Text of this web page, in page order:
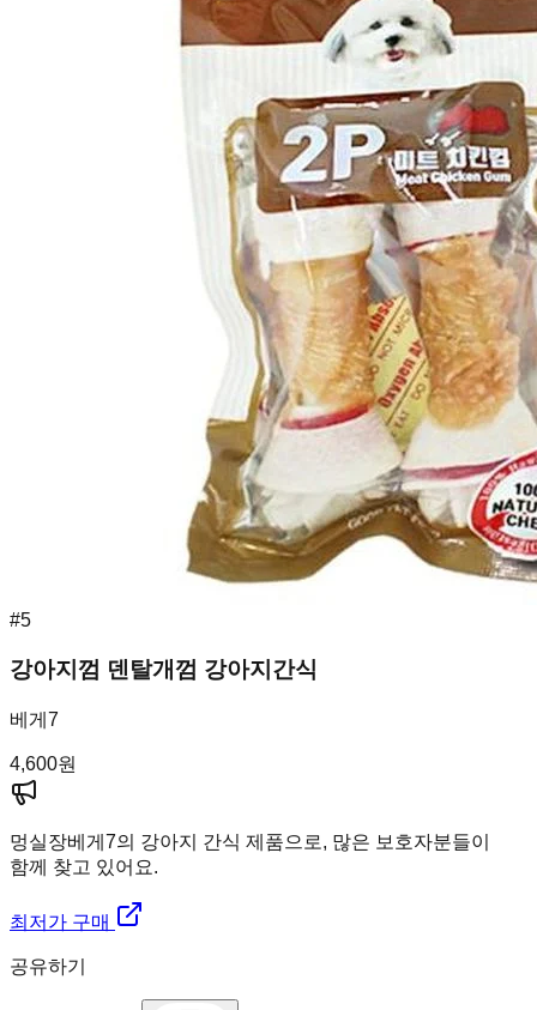
#5
강아지껌 덴탈개껌 강아지간식
베게7
4,600원
멍실장베게7의 강아지 간식 제품으로, 많은 보호자분들이
함께 찾고 있어요.
최저가 구매
공유하기